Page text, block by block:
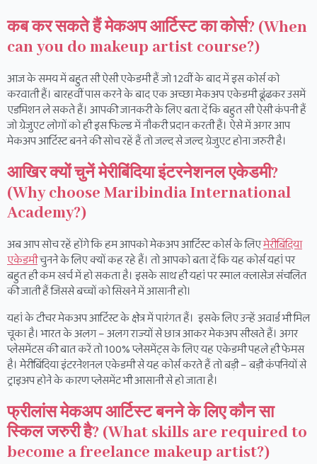
कब कर सकते हैं मेकअप आर्टिस्ट का कोर्स? (When
can you do makeup artist course?)
आज के समय में बहुत सी ऐसी एकेडमी हैं जो 12वीं के बाद में इस कोर्स को
करवाती हैं। बारहवीं पास करने के बाद एक अच्छा मेकअप एकेडमी ढूंढकर उसमें
एडमिशन ले सकते हैं। आपकी जानकरी के लिए बता दें कि बहुत सी ऐसी कंपनी हैं
जो ग्रेजुएट लोगों को ही इस फिल्ड में नौकरी प्रदान करती हैं। ऐसे में अगर आप
मेकअप आर्टिस्ट बनने की सोच रहें हैं तो जल्द से जल्द ग्रेजुएट होना जरुरी है।
आखिर क्यों चुनें मेरीबिंदिया इंटरनेशनल एकेडमी?
(Why choose Maribindia International
Academy?)
अब आप सोच रहें होंगे कि हम आपको मेकअप आर्टिस्ट कोर्स के लिएमेरीबिंदिया
एकेडमीचुनने के लिए क्यों कह रहे हैं। तो आपको बता दें कि यह कोर्स यहां पर
बहुत ही कम खर्च में हो सकता है। इसके साथ ही यहां पर स्माल क्लासेज संचलित
की जाती हैं जिससे बच्चों को सिखने में आसानी हो।
यहां के टीचर मेकअप आर्टिस्ट के क्षेत्र में पारंगत हैं। इसके लिए उन्हें अवार्ड भी मिल
चूका है। भारत के अलग – अलग राज्यों से छात्र आकर मेकअप सीखते हैं। अगर
प्लेसमेंटस की बात करें तो 100% प्लेसमेंट्स के लिए यह एकेडमी पहले ही फेमस
है। मेरीबिंदिया इंटरनेशनल एकेडमी से यह कोर्स करते हैं तो बड़ी – बड़ी कंपनियों से
ट्राइअप होने के कारण प्लेसमेंट भी आसानी से हो जाता है।
फ्रीलांस मेकअप आर्टिस्ट बनने के लिए कौन सा
स्किल जरुरी है? (What skills are required to
become a freelance makeup artist?)